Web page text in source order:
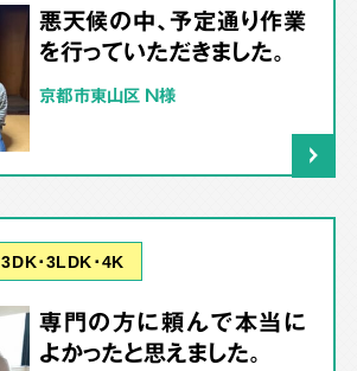
悪天候の中、予定通り作業
を行っていただきました。
京都市東山区 N様
3DK･3LDK･4K
専門の方に頼んで本当に
よかったと思えました。